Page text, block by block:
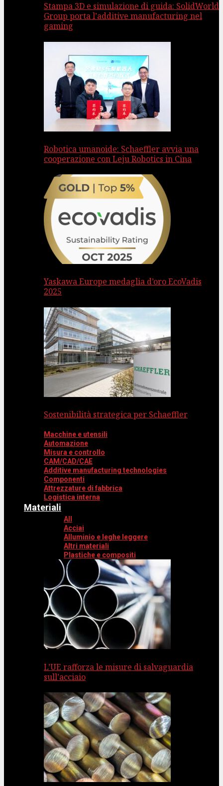
Stampa 3D e simulazione di guida: SolidWorld
Group porta l’additive manufacturing nel
gaming
Robotica umanoide: Schaeffler avvia una
cooperazione con Leju Robotics in Cina
Yaskawa Europe medaglia d’oro EcoVadis
2025
Sostenibilità strategica per Schaeffler
Macchine e utensili
Automazione
Misura e controllo
CAM/CAD/CAE
Additive manufacturing technologies
Componenti
Attrezzature di fabbrica
Logistica interna
Materiali
All
Acciai
Alluminio e leghe leggere
Altri materiali
Plastiche e compositi
L’UE rafforza le misure di salvaguardia
sull’acciaio